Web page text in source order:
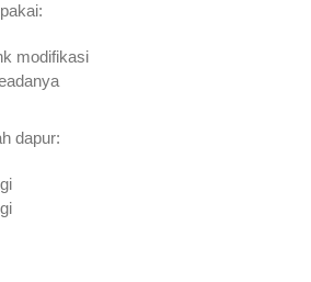
modifikasi
dapur: